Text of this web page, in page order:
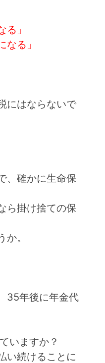
る」
なる」
にはならないで
、確かに生命保
ら掛け捨ての保
。
35年後に年金代
いますか？
い続けることに